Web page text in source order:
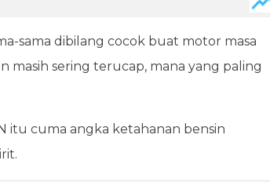
sama dibilang cocok buat motor masa
masih sering terucap, mana yang paling
itu cuma angka ketahanan bensin